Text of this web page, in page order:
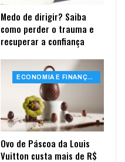
Medo de dirigir? Saiba
como perder o trauma e
recuperar a confiança
ECONOMIA E FINANÇAS
Ovo de Páscoa da Louis
Vuitton custa mais de R$